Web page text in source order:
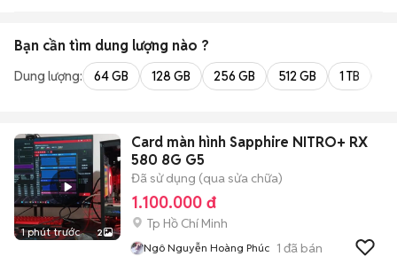
Bạn cần tìm dung lượng nào ?
Dung lượng: 64 GB 128 GB 256 GB 512 GB 1 TB
1 phút trước 2
Card màn hình Sapphire NITRO+ RX
580 8G G5
Đã sử dụng (qua sửa chữa)
1.100.000 đ
Tp Hồ Chí Minh
Ngô Nguyễn Hoàng Phúc 1 đã bán